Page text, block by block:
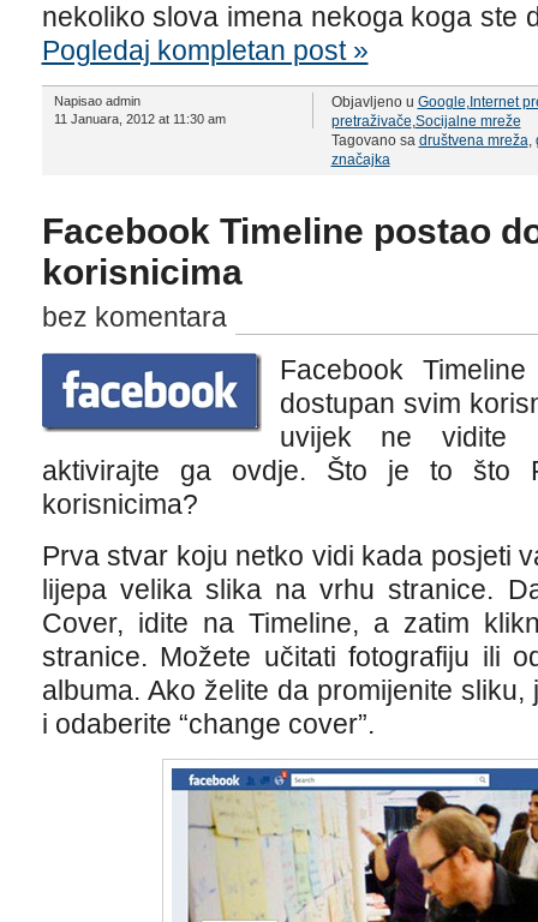
nekoliko slova imena nekoga koga ste
Pogledaj kompletan post »
Napisao admin
11 Januara, 2012 at 11:30 am
Objavljeno u Google,Internet
pretraživače,Socijalne mreže
Tagovano sa društvena mreža,
značajka
Facebook Timeline postao
korisnicima
bez komentara
Facebook
dostupan svim
uvijek ne vidite
aktivirajte ga ovdje. Što je to što
korisnicima?
Prva stvar koju netko vidi kada posjeti
lijepa velika slika na vrhu stranice.
Cover, idite na Timeline, a zatim
stranice. Možete učitati fotografiju ili
albuma. Ako želite da promijenite
i odaberite “change cover”.